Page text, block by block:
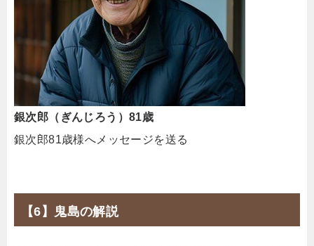
銀次郎（ぎんじろう）81歳
銀次郎81歳様へメッセージを送る
【6】鬼島の解説